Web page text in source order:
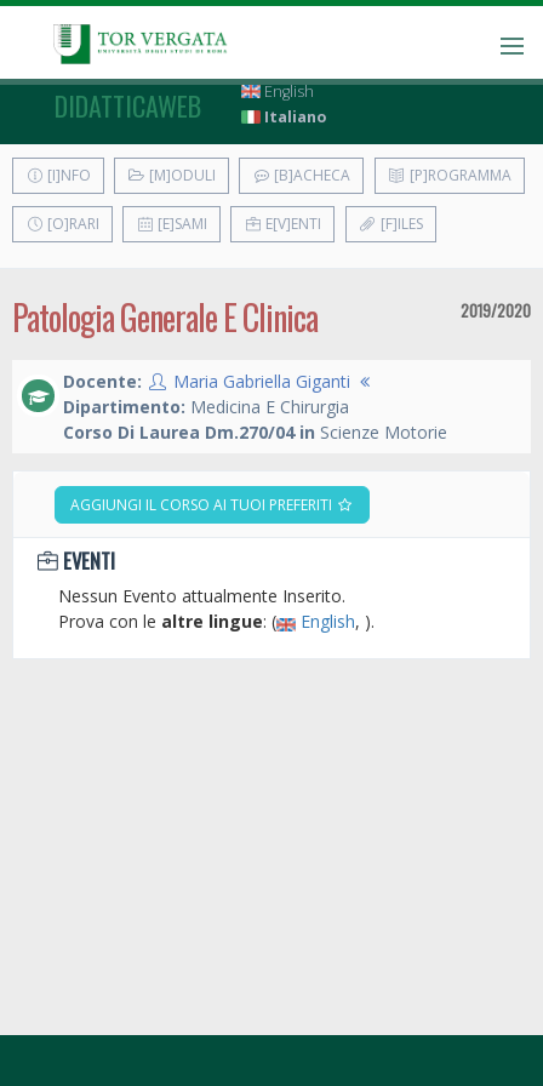
DIDATTICAWEB
English
Italiano
[I]NFO [M]ODULI [B]ACHECA [P]ROGRAMMA
[O]RARI [E]SAMI E[V]ENTI [F]ILES
Patologia Generale E Clinica 2019/2020
Docente:
Maria Gabriella Giganti
Dipartimento: Medicina E Chirurgia
Corso Di Laurea Dm.270/04 in Scienze Motorie
AGGIUNGI IL CORSO AI TUOI PREFERITI
EVENTI
Nessun Evento attualmente Inserito.
Prova con le altre lingue: ( English, ).